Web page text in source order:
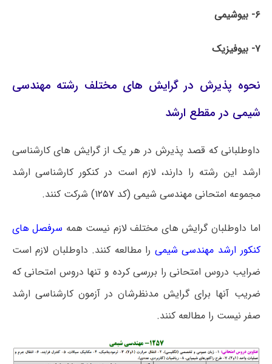
۶- بیوشیمی
۷- بیوفیزیک
نحوه پذیرش در گرایش های مختلف رشته مهندسی
شیمی در مقطع ارشد
داوطلبانی که قصد پذیرش در هر یک از گرایش های کارشناسی
ارشد این رشته را دارند، لازم است در کنکور کارشناسی ارشد
مجموعه امتحانی مهندسی شیمی (کد ۱۲۵۷) شرکت کنند.
اما داوطلبان گرایش های مختلف لازم نیست همه سرفصل های
کنکور ارشد مهندسی شیمی را مطالعه کنند. داوطلبان لازم است
ضرایب دروس امتحانی را بررسی کرده و تنها دروس امتحانی که
ضریب آنها برای گرایش مدنظرشان در آزمون کارشناسی ارشد
صفر نیست را مطالعه کنند.